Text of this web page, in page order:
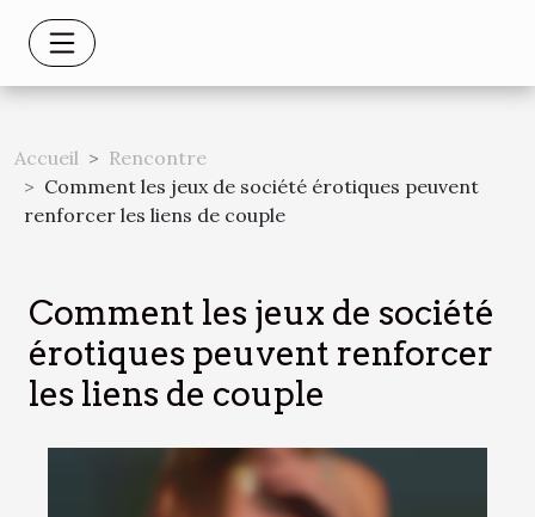
Accueil
Rencontre
Comment les jeux de société érotiques peuvent
renforcer les liens de couple
Comment les jeux de société
érotiques peuvent renforcer
les liens de couple